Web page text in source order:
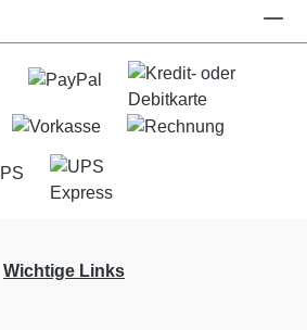
Wichtige Links